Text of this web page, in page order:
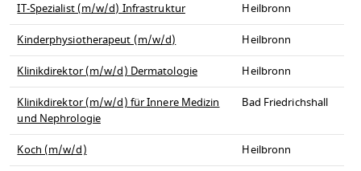
IT-Spezialist (m/w/d) Infrastruktur
Heilbronn
Kinderphysiotherapeut (m/w/d)
Heilbronn
Klinikdirektor (m/w/d) Dermatologie
Heilbronn
Klinikdirektor (m/w/d) für Innere Medizin
und Nephrologie
Bad Friedrichshall
Koch (m/w/d)
Heilbronn